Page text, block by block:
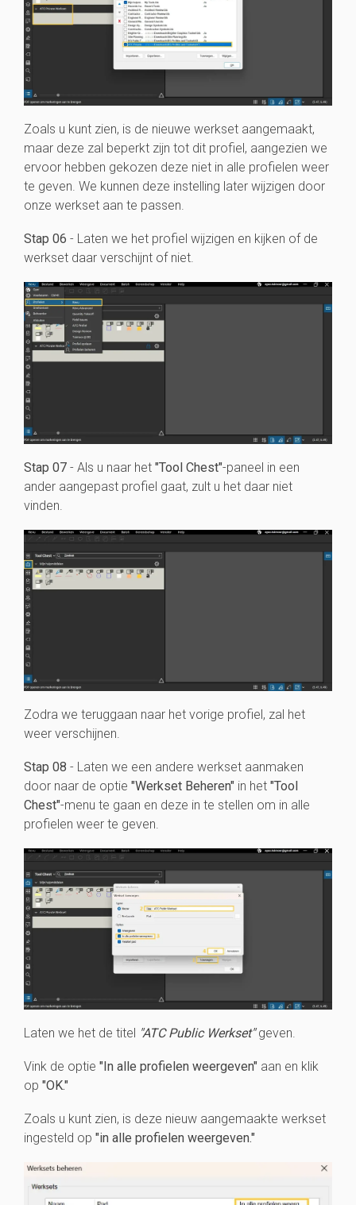
Zoals u kunt zien, is de nieuwe werkset aangemaakt,
maar deze zal beperkt zijn tot dit profiel, aangezien we
ervoor hebben gekozen deze niet in alle profielen weer
te geven. We kunnen deze instelling later wijzigen door
onze werkset aan te passen.
Stap 06 - Laten we het profiel wijzigen en kijken of de
werkset daar verschijnt of niet.
Stap 07 - Als u naar het "Tool Chest"-paneel in een
ander aangepast profiel gaat, zult u het daar niet
vinden.
Zodra we teruggaan naar het vorige profiel, zal het
weer verschijnen.
Stap 08 - Laten we een andere werkset aanmaken
door naar de optie "Werkset Beheren" in het "Tool
Chest"-menu te gaan en deze in te stellen om in alle
profielen weer te geven.
Laten we het de titel "ATC Public Werkset"geven.
Vink de optie "In alle profielen weergeven" aan en klik
op "OK."
Zoals u kunt zien, is deze nieuw aangemaakte werkset
ingesteld op "in alle profielen weergeven."